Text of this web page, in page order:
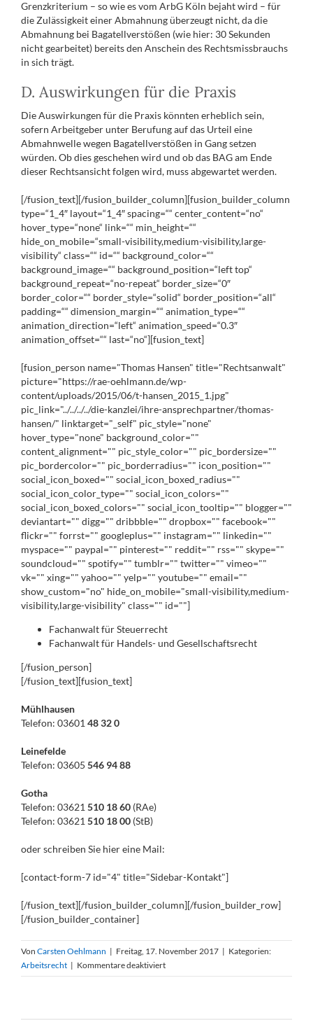
Grenzkriterium – so wie es vom ArbG Köln bejaht wird – für
die Zulässigkeit einer Abmahnung überzeugt nicht, da die
Abmahnung bei Bagatellverstößen (wie hier: 30 Sekunden
nicht gearbeitet) bereits den Anschein des Rechtsmissbrauchs
in sich trägt.
D. Auswirkungen für die Praxis
Die Auswirkungen für die Praxis könnten erheblich sein,
sofern Arbeitgeber unter Berufung auf das Urteil eine
Abmahnwelle wegen Bagatellverstößen in Gang setzen
würden. Ob dies geschehen wird und ob das BAG am Ende
dieser Rechtsansicht folgen wird, muss abgewartet werden.
[/fusion_text][/fusion_builder_column][fusion_builder_column
type=“1_4″ layout=“1_4″ spacing=““ center_content=“no“
hover_type=“none“ link=““ min_height=““
hide_on_mobile=“small-visibility,medium-visibility,large-
visibility“ class=““ id=““ background_color=““
background_image=““ background_position=“left top“
background_repeat=“no-repeat“ border_size=“0″
border_color=““ border_style=“solid“ border_position=“all“
padding=““ dimension_margin=““ animation_type=““
animation_direction=“left“ animation_speed=“0.3″
animation_offset=““ last=“no“][fusion_text]
[fusion_person name="Thomas Hansen" title="Rechtsanwalt"
picture="https://rae-oehlmann.de/wp-
content/uploads/2015/06/t-hansen_2015_1.jpg"
pic_link="../../../../die-kanzlei/ihre-ansprechpartner/thomas-
hansen/" linktarget="_self" pic_style="none"
hover_type="none" background_color=""
content_alignment="" pic_style_color="" pic_bordersize=""
pic_bordercolor="" pic_borderradius="" icon_position=""
social_icon_boxed="" social_icon_boxed_radius=""
social_icon_color_type="" social_icon_colors=""
social_icon_boxed_colors="" social_icon_tooltip="" blogger=""
deviantart="" digg="" dribbble="" dropbox="" facebook=""
flickr="" forrst="" googleplus="" instagram="" linkedin=""
myspace="" paypal="" pinterest="" reddit="" rss="" skype=""
soundcloud="" spotify="" tumblr="" twitter="" vimeo=""
vk="" xing="" yahoo="" yelp="" youtube="" email=""
show_custom="no" hide_on_mobile="small-visibility,medium-
visibility,large-visibility" class="" id=""]
Fachanwalt für Steuerrecht
Fachanwalt für Handels- und Gesellschaftsrecht
[/fusion_person]
[/fusion_text][fusion_text]
Mühlhausen
Telefon: 03601 48 32 0
Leinefelde
Telefon: 03605 546 94 88
Gotha
Telefon: 03621 510 18 60 (RAe)
Telefon: 03621 510 18 00 (StB)
oder schreiben Sie hier eine Mail:
[contact-form-7 id="4" title="Sidebar-Kontakt"]
[/fusion_text][/fusion_builder_column][/fusion_builder_row]
[/fusion_builder_container]
Von Carsten Oehlmann | Freitag, 17. November 2017 | Kategorien:
Arbeitsrecht | Kommentare deaktiviertfür
Abmahnung